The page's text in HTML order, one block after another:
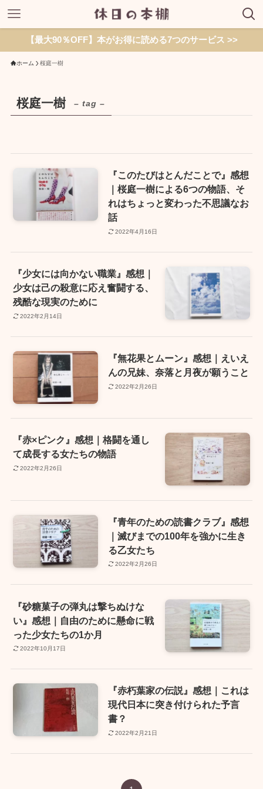
【最大90％OFF】本がお得に読める7つのサービス >>
ホーム 桜庭一樹
桜庭一樹 – tag –
『このたびはとんだことで』感想
｜桜庭一樹による6つの物語、そ
れはちょっと変わった不思議なお
話
2022年4月16日
『少女には向かない職業』感想｜
少女は己の殺意に応え奮闘する、
残酷な現実のために
2022年2月14日
『無花果とムーン』感想｜えいえ
んの兄妹、奈落と月夜が願うこと
2022年2月26日
『赤×ピンク』感想｜格闘を通し
て成長する女たちの物語
2022年2月26日
『青年のための読書クラブ』感想
｜滅びまでの100年を強かに生き
る乙女たち
2022年2月26日
『砂糖菓子の弾丸は撃ちぬけな
い』感想｜自由のために懸命に戦
った少女たちの1か月
2022年10月17日
『赤朽葉家の伝説』感想｜これは
現代日本に突き付けられた予言
書？
2022年2月21日